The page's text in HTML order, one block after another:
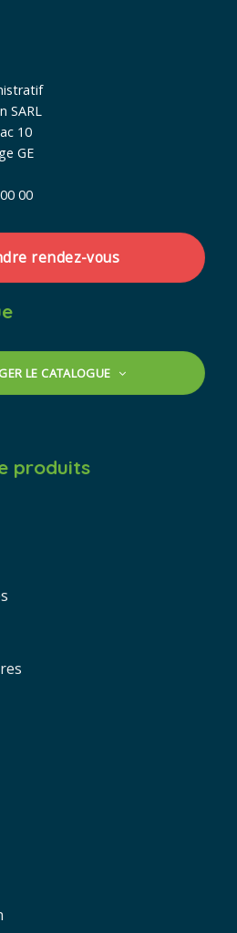
SARL
10
GE
00
rendez-vous
LE CATALOGUE
produits